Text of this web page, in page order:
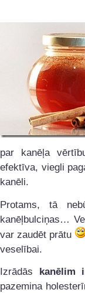
par kanēļa
efektīva, viegli
kanēli.
Protams, tā
kanēļbulciņas…
var zaudēt prātu
veselībai.
Izrādās kanēlim
pazemina